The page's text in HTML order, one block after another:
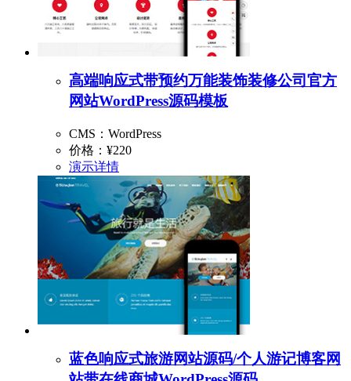
高端响应式带预约万能装饰装修公司官方
网站WordPress源码模板
CMS：WordPress
价格： ¥220
演示详情
蓝色响应式旅游网站源码/个人游记博客网